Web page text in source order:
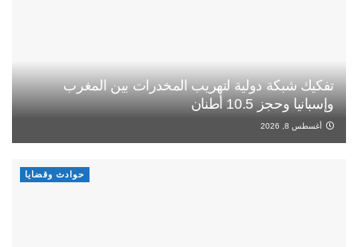
تفكيك شبكة دولية لتهريب المخدرات بين المغرب
وإسبانيا وحجز 10.5 أطنان
أغسطس 8, 2026
حوادث وقضايا